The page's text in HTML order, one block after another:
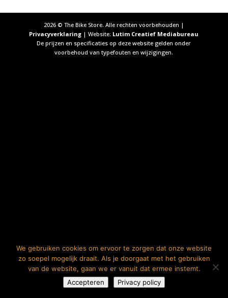
2026© The Bike Store. Alle rechten voorbehouden |
Privacyverklaring | Website: Lutim Creatief Mediabureau
De prijzen en specificaties op deze website gelden onder
voorbehoud van typefouten en wijzigingen.
We gebruiken cookies om ervoor te zorgen dat onze website
zo soepel mogelijk draait. Als je doorgaat met het gebruiken
van de website, gaan we er vanuit dat ermee instemt.
Accepteren
Privacy policy